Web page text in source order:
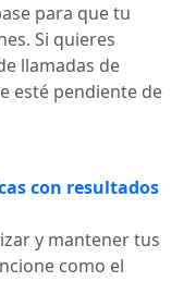
para que tu
Si quieres
llamadas de
esté pendiente de
con resultados
y mantener tus
como el